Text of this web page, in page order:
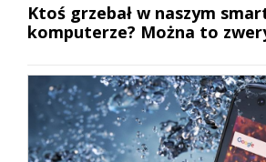
Ktoś grzebał w naszym
komputerze? Można to